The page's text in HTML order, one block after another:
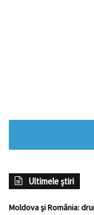
Ultimele știri
Moldova și România: